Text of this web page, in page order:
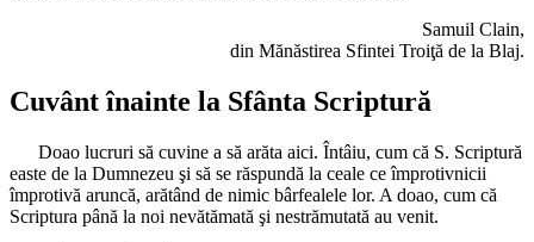
Samuil Clain,
din Mănăstirea Sfintei Troiţă de la Blaj.
Cuvânt înainte la Sfânta Scriptură
Doao lucruri să cuvine a să arăta aici. Întâiu, cum că S. Scriptură
easte de la Dumnezeu şi să se răspundă la ceale ce împrotivnicii
împrotivă aruncă, arătând de nimic bârfealele lor. A doao, cum că
Scriptura până la noi nevătămată şi nestrămutată au venit.